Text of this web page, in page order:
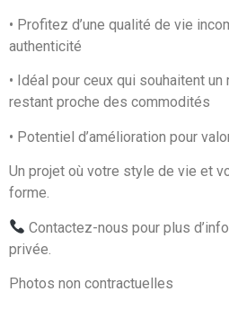
• Profitez d’une qualité de vie
authenticité
• Idéal pour ceux qui souhaitent
restant proche des commodités
• Potentiel d’amélioration pour
Un projet où votre style de vie et
forme.
Contactez-nous pour plus
privée.
Photos non contractuelles